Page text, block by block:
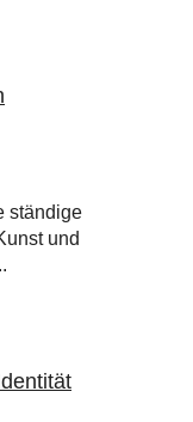
ständige
und